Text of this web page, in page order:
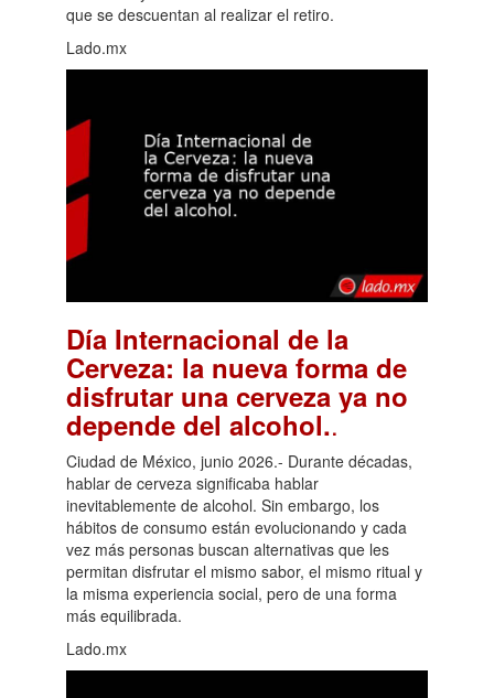
que se descuentan al realizar el retiro.
Lado.mx
Día Internacional de la
Cerveza: la nueva forma de
disfrutar una cerveza ya no
depende del alcohol..
Ciudad de México, junio 2026.- Durante décadas,
hablar de cerveza significaba hablar
inevitablemente de alcohol. Sin embargo, los
hábitos de consumo están evolucionando y cada
vez más personas buscan alternativas que les
permitan disfrutar el mismo sabor, el mismo ritual y
la misma experiencia social, pero de una forma
más equilibrada.
Lado.mx